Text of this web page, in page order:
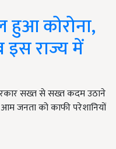
कोरोना,
इस राज्य में
सख्त से सख्त कदम उठाने
जनता को काफी परेशानियों